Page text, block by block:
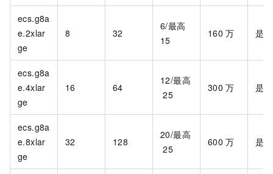
ecs.g8a
e.2xlar
ge
8 32
6/最高
15
160 万 是
ecs.g8a
e.4xlar
ge
16 64
12/最高
25
300 万 是
ecs.g8a
e.8xlar
ge
32 128
20/最高
25
600 万 是